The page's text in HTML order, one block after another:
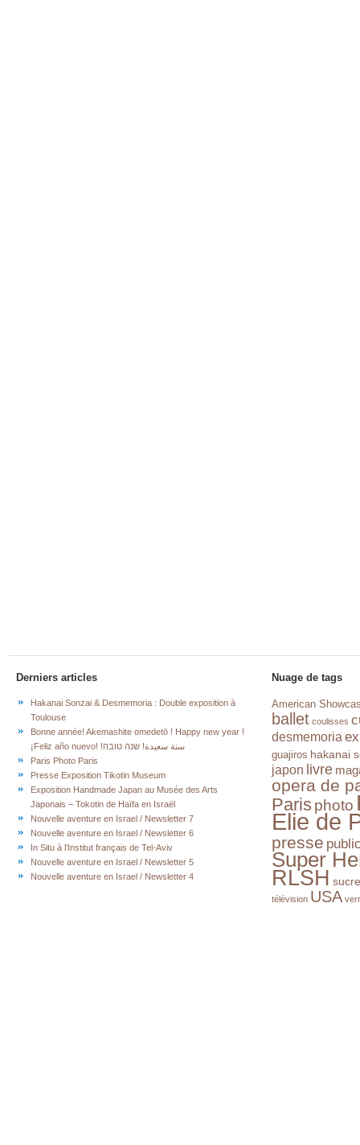
Derniers articles
Hakanai Sonzai & Desmemoria : Double exposition à
Toulouse
Bonne année! Akemashite omedetō ! Happy new year !
¡Feliz año nuevo! !سنة سعيدة! שנה טובה
Paris Photo Paris
Presse Exposition Tikotin Museum
Exposition Handmade Japan au Musée des Arts
Japonais – Tokotin de Haïfa en Israël
Nouvelle aventure en Israel / Newsletter 7
Nouvelle aventure en Israel / Newsletter 6
In Situ à l’Institut français de Tel-Aviv
Nouvelle aventure en Israel / Newsletter 5
Nouvelle aventure en Israel / Newsletter 4
Nuage de tags
American
ballet coulisses
desmemoria
guajiros hakanai
japon livre
opera de
Paris photo
Elie de
presse
Super
RLSH sucre
télévision USA